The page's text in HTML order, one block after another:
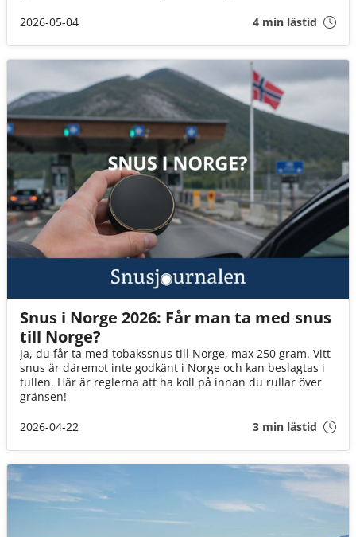
2026-05-04
4 min lästid
Snus i Norge 2026: Får man ta med snus
till Norge?
Ja, du får ta med tobakssnus till Norge, max 250 gram. Vitt
snus är däremot inte godkänt i Norge och kan beslagtas i
tullen. Här är reglerna att ha koll på innan du rullar över
gränsen!
2026-04-22
3 min lästid